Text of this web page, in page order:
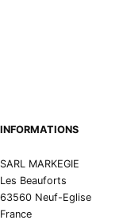
INFORMATIONS
SARL MARKEGIE
Les Beauforts
63560 Neuf-Eglise
France